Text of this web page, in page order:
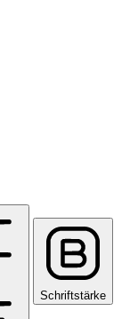
Schriftstärke